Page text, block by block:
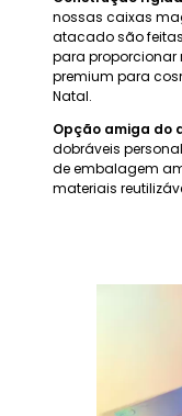
nossas caixas
atacado são
para proporcionar
premium para
Natal.
Opção amiga do
dobráveis
de embalagem
materiais